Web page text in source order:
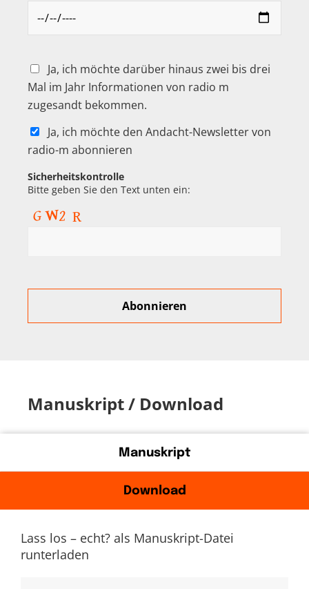
Ja, ich möchte darüber hinaus zwei bis drei
Mal im Jahr Informationen von radio m
zugesandt bekommen.
Ja, ich möchte den Andacht-Newsletter von
radio-m abonnieren
Sicherheitskontrolle
Bitte geben Sie den Text unten ein:
Manuskript / Download
Manuskript
Download
Lass los – echt? als Manuskript-Datei
runterladen